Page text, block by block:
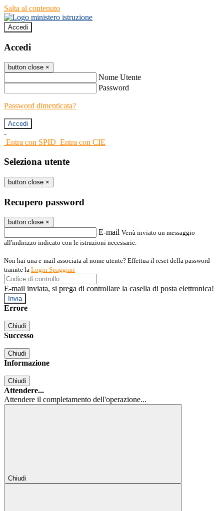
Salta al contenuto
Accedi
Accedi
button close ×
Nome Utente
Password
Password dimenticata?
-
Entra con SPID Entra con CIE
Seleziona utente
button close ×
Recupero password
button close ×
E-mail Verrà inviato un messaggio
all'indirizzo indicato con le istruzioni necessarie.
Non hai una e-mail associata al nome utente? Effettua il reset della password
tramite la Login Spaggiari
E-mail inviata, si prega di controllare la casella di posta elettronica!
Errore
Chiudi
Successo
Chiudi
Informazione
Chiudi
Attendere...
Attendere il completamento dell'operazione...
Chiudi